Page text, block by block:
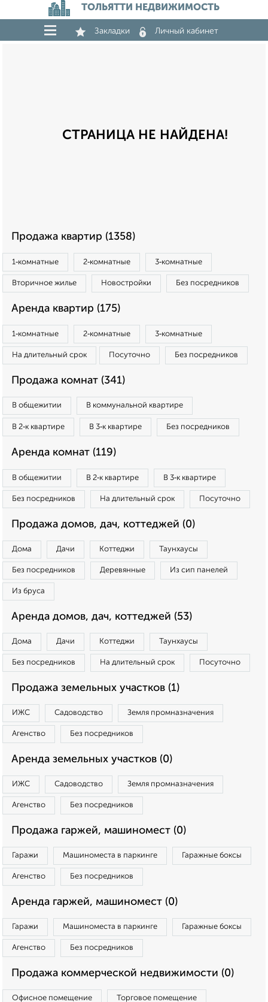
ТОЛЬЯТТИ НЕДВИЖИМОСТЬ
Закладки Личный кабинет
СТРАНИЦА НЕ НАЙДЕНА!
Продажа квартир (1358)
1‑комнатные 2‑комнатные 3‑комнатные
Вторичное жилье Новостройки Без посредников
Аренда квартир (175)
1‑комнатные 2‑комнатные 3‑комнатные
На длительный срок Посуточно Без посредников
Продажа комнат (341)
В общежитии В коммунальной квартире
В 2‑к квартире В 3‑к квартире Без посредников
Аренда комнат (119)
В общежитии В 2‑к квартире В 3‑к квартире
Без посредников На длительный срок Посуточно
Продажа домов, дач, коттеджей (0)
Дома Дачи Коттеджи Таунхаусы
Без посредников Деревянные Из сип панелей
Из бруса
Аренда домов, дач, коттеджей (53)
Дома Дачи Коттеджи Таунхаусы
Без посредников На длительный срок Посуточно
Продажа земельных участков (1)
ИЖС Садоводство Земля промназначения
Агенство Без посредников
Аренда земельных участков (0)
ИЖС Садоводство Земля промназначения
Агенство Без посредников
Продажа гаржей, машиномест (0)
Гаражи Машиноместа в паркинге Гаражные боксы
Агенство Без посредников
Аренда гаржей, машиномест (0)
Гаражи Машиноместа в паркинге Гаражные боксы
Агенство Без посредников
Продажа коммерческой недвижимости (0)
Офисное помещение Торговое помещение